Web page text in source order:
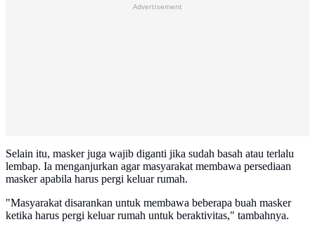
Advertisement
Selain itu, masker juga wajib diganti jika sudah basah atau terlalu
lembap. Ia menganjurkan agar masyarakat membawa persediaan
masker apabila harus pergi keluar rumah.
"Masyarakat disarankan untuk membawa beberapa buah masker
ketika harus pergi keluar rumah untuk beraktivitas," tambahnya.